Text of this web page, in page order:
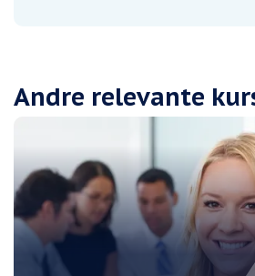
Andre relevante